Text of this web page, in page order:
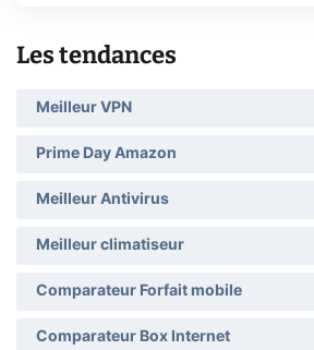
Les tendances
Meilleur VPN
Prime Day Amazon
Meilleur Antivirus
Meilleur climatiseur
Comparateur Forfait mobile
Comparateur Box Internet